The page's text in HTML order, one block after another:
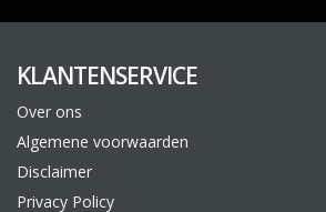
KLANTENSERVICE
Over ons
Algemene voorwaarden
Disclaimer
Privacy Policy